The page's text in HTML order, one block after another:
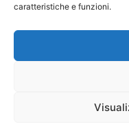
caratteristiche e funzioni.